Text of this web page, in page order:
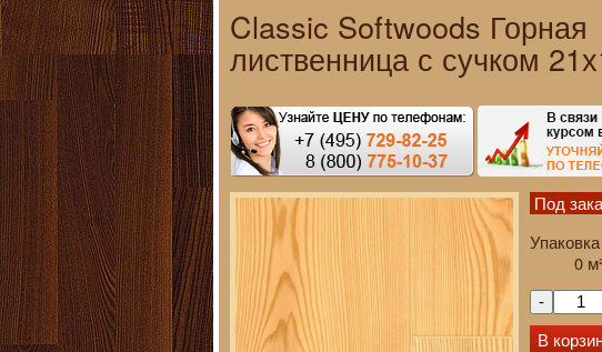
Classic Softwoods Горная
лиственница с сучком
Под
Упаковка
0
-
В